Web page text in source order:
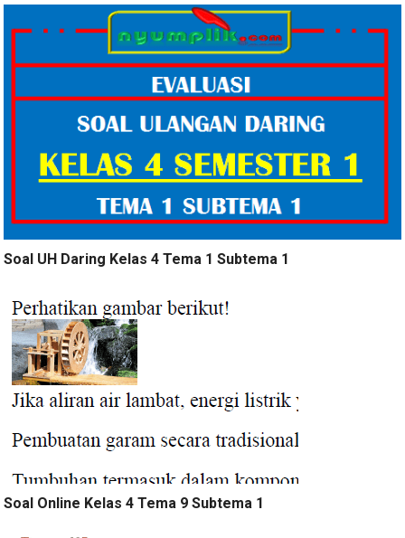
Soal UH Daring Kelas 4 Tema 1 Subtema 1
Soal Online Kelas 4 Tema 9 Subtema 1